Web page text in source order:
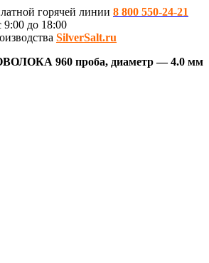
горячей линии 8 800 550-24-21
до 18:00
SilverSalt.ru
960 проба, диаметр — 4.0 мм